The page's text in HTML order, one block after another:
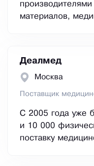
материалов,
Деалмед
Москва
Поставщик
С 2005 года уже
и 10 000
поставку